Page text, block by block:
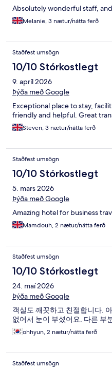
Absolutely wonderful staff,
Melanie, 3 nætur/nátta ferð
Staðfest umsögn
10/10 Stórkostlegt
9. apríl 2026
Þýða með Google
Exceptional place to stay,
friendly and helpful. Great
Steven, 3 nætur/nátta ferð
Staðfest umsögn
10/10 Stórkostlegt
5. mars 2026
Þýða með Google
Amazing hotel for business
Mamdouh, 2 nætur/nátta ferð
Staðfest umsögn
10/10 Stórkostlegt
24. maí 2026
Þýða með Google
객실도 깨끗하고 친절합니다.
없어서 눈이 부셨어요. 다른 부
ohhyun, 2 nætur/nátta ferð
Staðfest umsögn